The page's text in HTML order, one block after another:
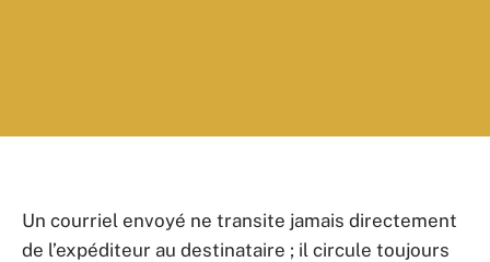
Un courriel envoyé ne transite jamais directement
de l’expéditeur au destinataire ; il circule toujours